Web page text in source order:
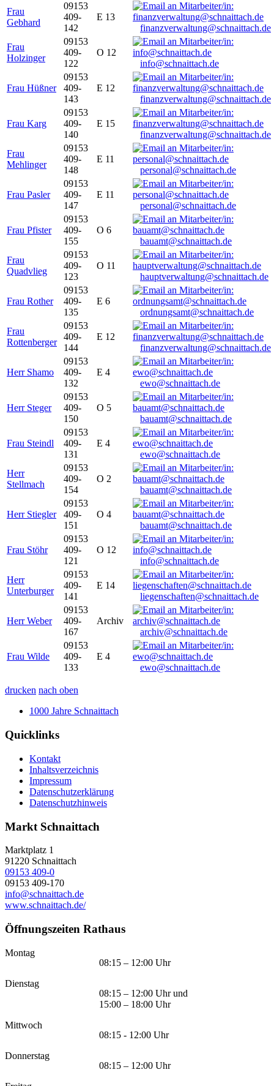
Frau
Gebhard
09153
409-
142
E 13
finanzverwaltung@schnaittach.de
Frau
Holzinger
09153
409-
122
O 12
info@schnaittach.de
Frau Hüßner
09153
409-
143
E 12
finanzverwaltung@schnaittach.de
Frau Karg
09153
409-
140
E 15
finanzverwaltung@schnaittach.de
Frau
Mehlinger
09153
409-
148
E 11
personal@schnaittach.de
Frau Pasler
09153
409-
147
E 11
personal@schnaittach.de
Frau Pfister
09153
409-
155
O 6
bauamt@schnaittach.de
Frau
Quadvlieg
09153
409-
123
O 11
hauptverwaltung@schnaittach.de
Frau Rother
09153
409-
135
E 6
ordnungsamt@schnaittach.de
Frau
Rottenberger
09153
409-
144
E 12
finanzverwaltung@schnaittach.de
Herr Shamo
09153
409-
132
E 4
ewo@schnaittach.de
Herr Steger
09153
409-
150
O 5
bauamt@schnaittach.de
Frau Steindl
09153
409-
131
E 4
ewo@schnaittach.de
Herr
Stellmach
09153
409-
154
O 2
bauamt@schnaittach.de
Herr Stiegler
09153
409-
151
O 4
bauamt@schnaittach.de
Frau Stöhr
09153
409-
121
O 12
info@schnaittach.de
Herr
Unterburger
09153
409-
141
E 14
liegenschaften@schnaittach.de
Herr Weber
09153
409-
167
Archiv
archiv@schnaittach.de
Frau Wilde
09153
409-
133
E 4
ewo@schnaittach.de
drucken nach oben
1000 Jahre Schnaittach
Quicklinks
Kontakt
Inhaltsverzeichnis
Impressum
Datenschutzerklärung
Datenschutzhinweis
Markt Schnaittach
Marktplatz 1
91220 Schnaittach
09153 409-0
09153 409-170
info@schnaittach.de
www.schnaittach.de/
Öffnungszeiten Rathaus
Montag
08:15 – 12:00 Uhr
Dienstag
08:15 – 12:00 Uhr und
15:00 – 18:00 Uhr
Mittwoch
08:15 - 12:00 Uhr
Donnerstag
08:15 – 12:00 Uhr